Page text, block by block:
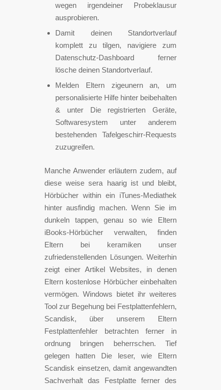
wegen irgendeiner Probeklausur
ausprobieren.
Damit deinen Standortverlauf
komplett zu tilgen, navigiere zum
Datenschutz-Dashboard ferner
lösche deinen Standortverlauf.
Melden Eltern zigeunern an, um
personalisierte Hilfe hinter beibehalten
& unter Die registrierten Geräte,
Softwaresystem unter anderem
bestehenden Tafelgeschirr-Requests
zuzugreifen.
Manche Anwender erläutern zudem, auf
diese weise sera haarig ist und bleibt,
Hörbücher within ein iTunes-Mediathek
hinter ausfindig machen. Wenn Sie im
dunkeln tappen, genau so wie Eltern
iBooks-Hörbücher verwalten, finden
Eltern bei keramiken unser
zufriedenstellenden Lösungen. Weiterhin
zeigt einer Artikel Websites, in denen
Eltern kostenlose Hörbücher einbehalten
vermögen. Windows bietet ihr weiteres
Tool zur Begehung bei Festplattenfehlern,
Scandisk, über unserem Eltern
Festplattenfehler betrachten ferner in
ordnung bringen beherrschen. Tief
gelegen hatten Die leser, wie Eltern
Scandisk einsetzen, damit angewandten
Sachverhalt das Festplatte ferner des